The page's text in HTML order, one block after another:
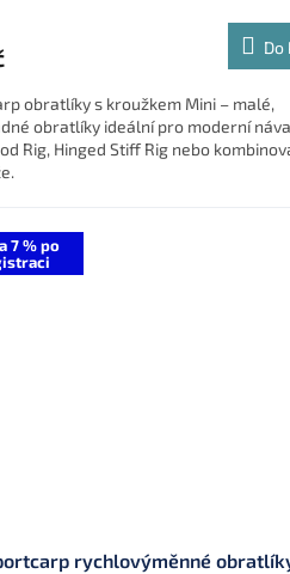
Do
obratlíky s kroužkem Mini – malé,
obratlíky ideální pro moderní
Rig, Hinged Stiff Rig nebo
7 % po
rychlovýměnné